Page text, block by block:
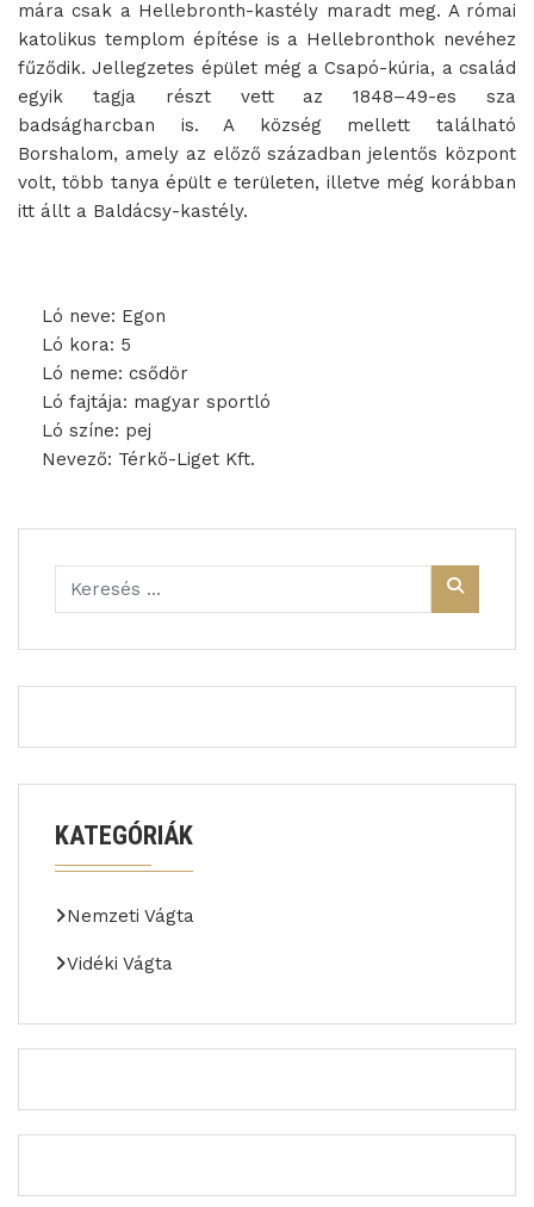
mára csak a Hellebronth-kastély maradt meg. A római
katolikus templom építése is a Hellebronthok nevéhez
fűződik. Jellegzetes épület még a Csapó-kúria, a család
egyik tagja részt vett az 1848–49-es sza
badságharcban is. A község mellett található
Borshalom, amely az előző században jelentős központ
volt, több tanya épült e területen, illetve még korábban
itt állt a Baldácsy-kastély.
Ló neve: Egon
Ló kora: 5
Ló neme: csődör
Ló fajtája: magyar sportló
Ló színe: pej
Nevező: Térkő-Liget Kft.
KATEGÓRIÁK
Nemzeti Vágta
Vidéki Vágta